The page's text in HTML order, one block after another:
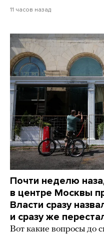
11 часов назад
Почти неделю
в центре Москвы
Власти сразу
и сразу же
Вот какие вопросы до